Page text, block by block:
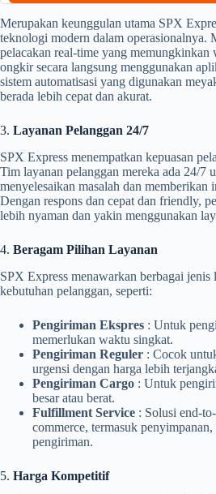
Merupakan keunggulan utama SPX
teknologi modern dalam operasionalnya.
pelacakan real-time yang memungkinkan
ongkir secara langsung menggunakan
sistem automatisasi yang digunakan
berada lebih cepat dan akurat.
3. Layanan Pelanggan 24/7
SPX Express menempatkan kepuasan
Tim layanan pelanggan mereka ada 24/7
menyelesaikan masalah dan memberikan
Dengan respons dan cepat dan friendly,
lebih nyaman dan yakin menggunakan
4. Beragam Pilihan Layanan
SPX Express menawarkan berbagai jenis
kebutuhan pelanggan, seperti:
Pengiriman Ekspres : Untuk
memerlukan waktu singkat.
Pengiriman Reguler : Cocok
urgensi dengan harga lebih
Pengiriman Cargo : Untuk
besar atau berat.
Fulfillment Service : Solusi end-
commerce, termasuk penyimpanan,
pengiriman.
5. Harga Kompetitif